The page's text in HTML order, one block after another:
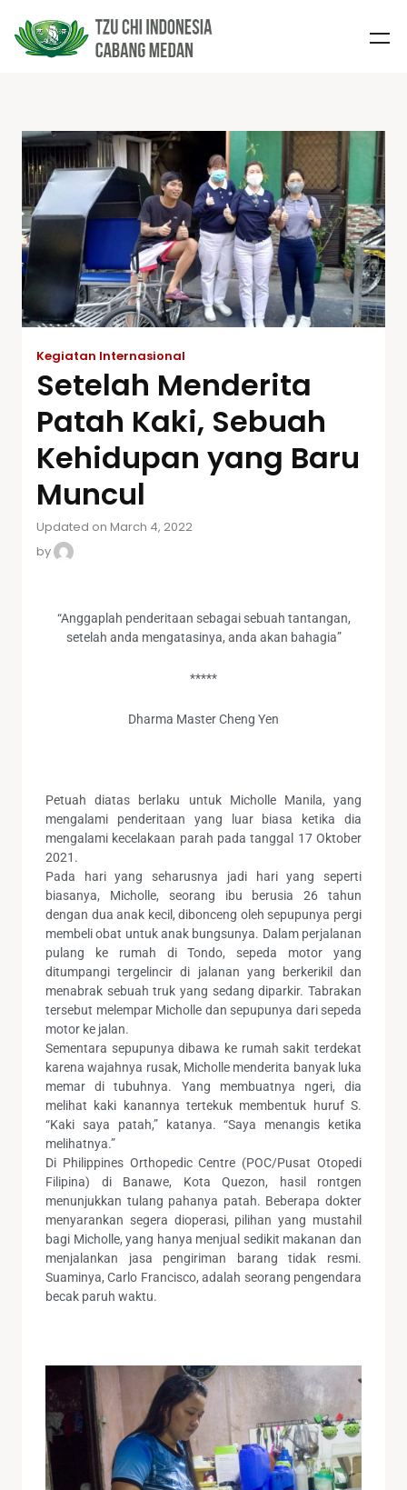
Kegiatan Internasional
Setelah Menderita
Patah Kaki, Sebuah
Kehidupan yang Baru
Muncul
Updated on March 4, 2022
by
“Anggaplah penderitaan sebagai sebuah tantangan,
setelah anda mengatasinya, anda akan bahagia”
*****
Dharma Master Cheng Yen
Petuah diatas berlaku untuk Micholle Manila, yang
mengalami penderitaan yang luar biasa ketika dia
mengalami kecelakaan parah pada tanggal 17 Oktober
2021.
Pada hari yang seharusnya jadi hari yang seperti
biasanya, Micholle, seorang ibu berusia 26 tahun
dengan dua anak kecil, dibonceng oleh sepupunya pergi
membeli obat untuk anak bungsunya. Dalam perjalanan
pulang ke rumah di Tondo, sepeda motor yang
ditumpangi tergelincir di jalanan yang berkerikil dan
menabrak sebuah truk yang sedang diparkir. Tabrakan
tersebut melempar Micholle dan sepupunya dari sepeda
motor ke jalan.
Sementara sepupunya dibawa ke rumah sakit terdekat
karena wajahnya rusak, Micholle menderita banyak luka
memar di tubuhnya. Yang membuatnya ngeri, dia
melihat kaki kanannya tertekuk membentuk huruf S.
“Kaki saya patah,” katanya. “Saya menangis ketika
melihatnya.”
Di Philippines Orthopedic Centre (POC/Pusat Otopedi
Filipina) di Banawe, Kota Quezon, hasil rontgen
menunjukkan tulang pahanya patah. Beberapa dokter
menyarankan segera dioperasi, pilihan yang mustahil
bagi Micholle, yang hanya menjual sedikit makanan dan
menjalankan jasa pengiriman barang tidak resmi.
Suaminya, Carlo Francisco, adalah seorang pengendara
becak paruh waktu.